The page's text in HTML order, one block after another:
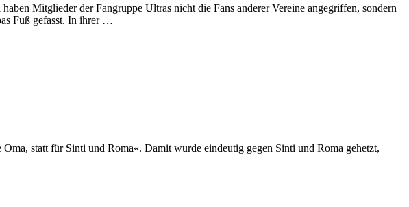
Mitglieder der Fangruppe Ultras nicht die Fans anderer Vereine angegriffen, sondern
Fuß gefasst. In ihrer …
statt für Sinti und Roma«. Damit wurde eindeutig gegen Sinti und Roma gehetzt,